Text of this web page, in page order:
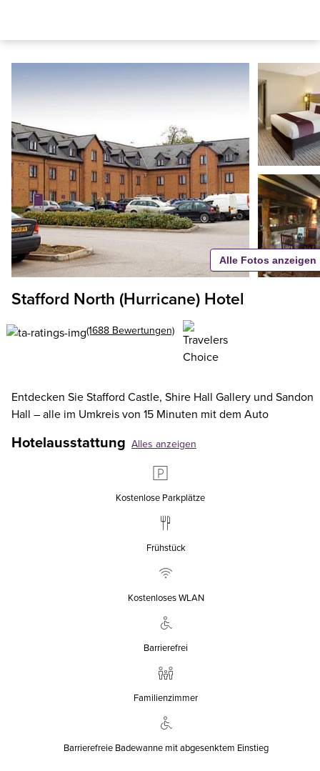
Stafford North (Hurricane) Hotel
(1688 Bewertungen)
Entdecken Sie Stafford Castle, Shire Hall Gallery und Sandon
Hall – alle im Umkreis von 15 Minuten mit dem Auto
Hotelausstattung Alles anzeigen
Kostenlose Parkplätze
Frühstück
Kostenloses WLAN
Barrierefrei
Familienzimmer
Barrierefreie Badewanne mit abgesenktem Einstieg
Alle Fotos anzeigen